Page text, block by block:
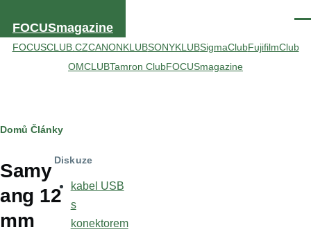
FOCUSmagazine
FOCUSCLUB.CZCANONKLUBSONYKLUBSigmaClubFujifilmClub
OMCLUBTamron ClubFOCUSmagazine
Drobečková
navigace
Domů Články
Samy
ang 12
mm
Diskuze
kabel USB
s
konektorem